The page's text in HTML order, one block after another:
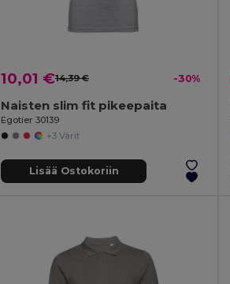
10,01 €14,39 € -30%
Naisten slim fit pikeepaita
Egotier 30139
+3 Värit
Lisää Ostokoriin